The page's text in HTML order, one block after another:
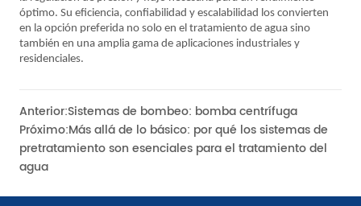
Anterior:Sistemas de bombeo: bomba centrífuga
Próximo:Más allá de lo básico: por qué los sistemas de
pretratamiento son esenciales para el tratamiento del
agua